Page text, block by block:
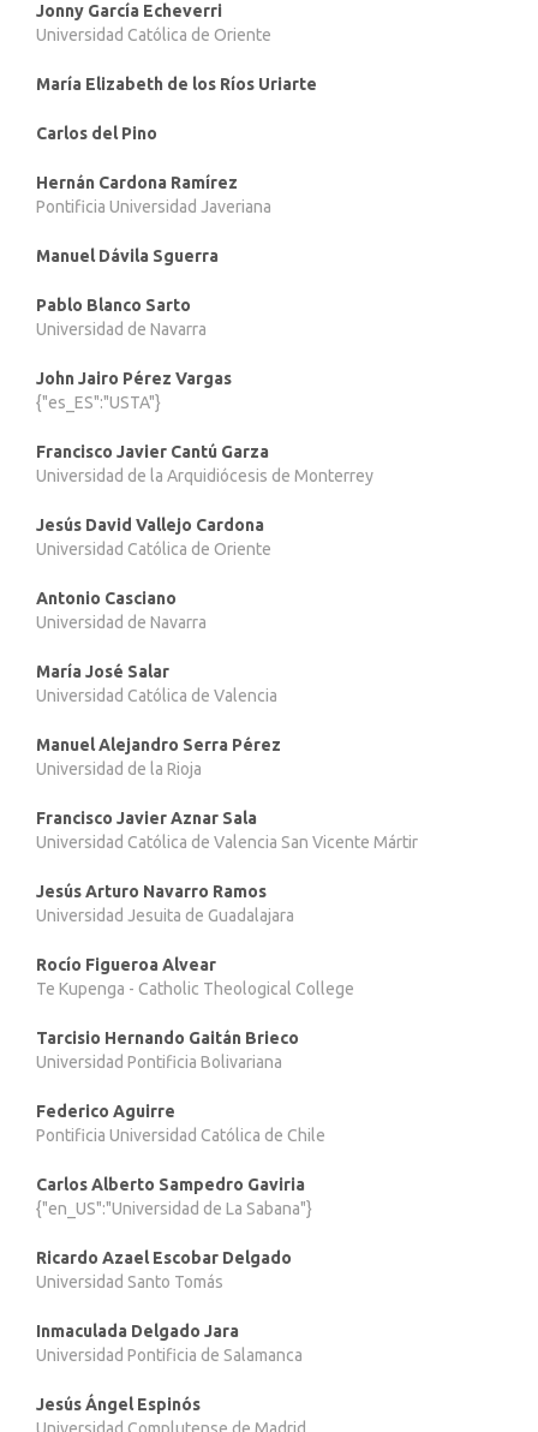
Jonny García Echeverri
Universidad Católica de Oriente
María Elizabeth de los Ríos Uriarte
Carlos del Pino
Hernán Cardona Ramírez
Pontificia Universidad Javeriana
Manuel Dávila Sguerra
Pablo Blanco Sarto
Universidad de Navarra
John Jairo Pérez Vargas
{"es_ES":"USTA"}
Francisco Javier Cantú Garza
Universidad de la Arquidiócesis de Monterrey
Jesús David Vallejo Cardona
Universidad Católica de Oriente
Antonio Casciano
Universidad de Navarra
María José Salar
Universidad Católica de Valencia
Manuel Alejandro Serra Pérez
Universidad de la Rioja
Francisco Javier Aznar Sala
Universidad Católica de Valencia San Vicente Mártir
Jesús Arturo Navarro Ramos
Universidad Jesuita de Guadalajara
Rocío Figueroa Alvear
Te Kupenga - Catholic Theological College
Tarcisio Hernando Gaitán Brieco
Universidad Pontificia Bolivariana
Federico Aguirre
Pontificia Universidad Católica de Chile
Carlos Alberto Sampedro Gaviria
{"en_US":"Universidad de La Sabana"}
Ricardo Azael Escobar Delgado
Universidad Santo Tomás
Inmaculada Delgado Jara
Universidad Pontificia de Salamanca
Jesús Ángel Espinós